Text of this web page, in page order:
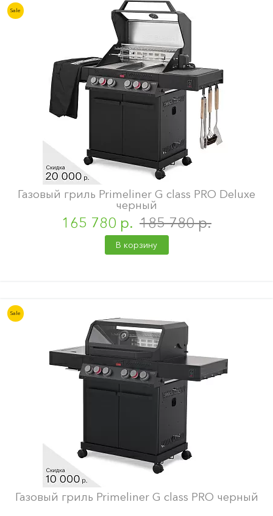
Sale
Газовый гриль Primeliner G class PRO Deluxe
черный
165 780 р. 185 780 р.
В корзину
Sale
Газовый гриль Primeliner G class PRO черный